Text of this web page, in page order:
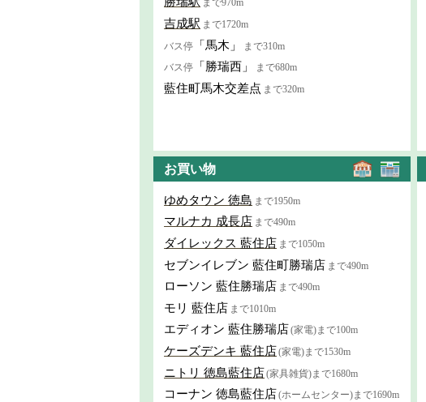
まで970m
吉成駅 まで1720m
バス停 「馬木」
まで310m
バス停 「勝瑞西」 まで680m
藍住町馬木交差点 まで320m
お買い物
ゆめタウン 徳島 まで1950m
マルナカ 成長店 まで490m
ダイレックス 藍住店 まで1050m
セブンイレブン 藍住町勝瑞店 まで490m
ローソン 藍住勝瑞店 まで490m
モリ 藍住店 まで1010m
エディオン 藍住勝瑞店(家電)まで100m
ケーズデンキ 藍住店(家電)まで1530m
ニトリ 徳島藍住店(家具雑貨)まで1680m
コーナン 徳島藍住店(ホームセンター)まで1690m